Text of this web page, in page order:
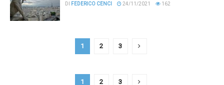
DI FEDERICO CENCI 24/11/2021 162
1 2 3
1 2 3